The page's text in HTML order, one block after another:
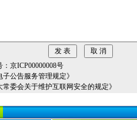
京ICP00000008号
公告服务管理规定》
委会关于维护互联网安全的规定》